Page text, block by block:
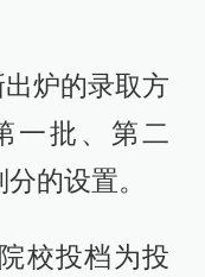
炉的录取方
一批、第二
的设置。
校投档为投